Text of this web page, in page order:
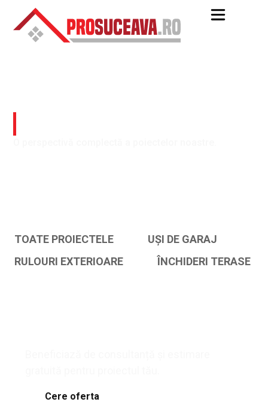
TOATE PROIECTELE
UȘI DE GARAJ
RULOURI EXTERIOARE
ÎNCHIDERI TERASE
Cere oferta